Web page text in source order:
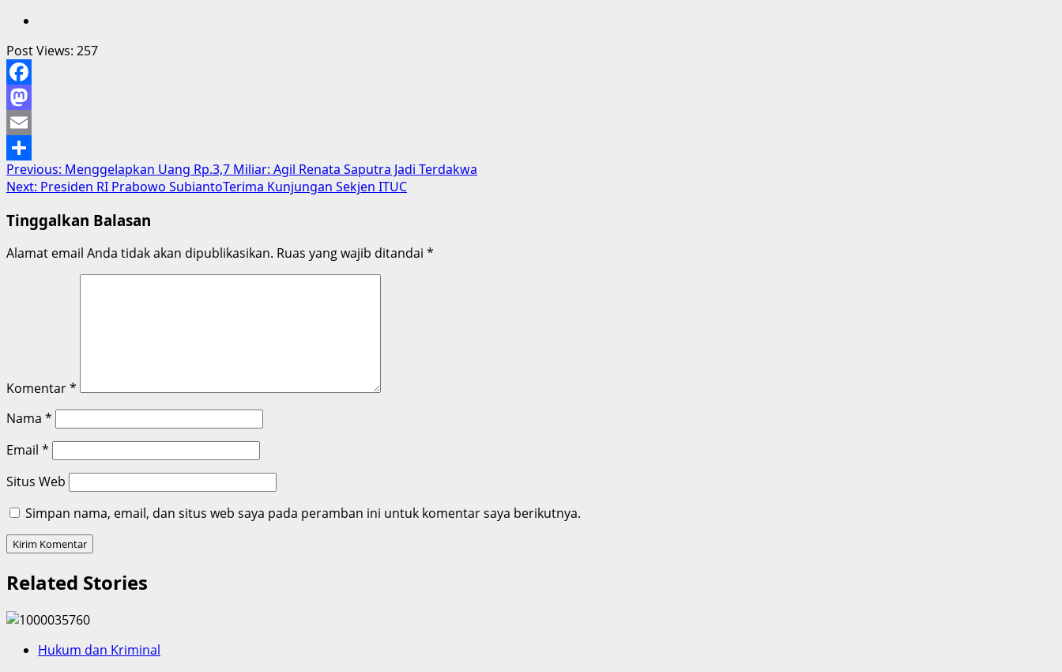
Post Views: 257
Facebook
Mastodon
Email
Share
Post
navigation
Previous: Menggelapkan Uang Rp.3,7 Miliar: Agil Renata Saputra Jadi Terdakwa
Next: Presiden RI Prabowo SubiantoTerima Kunjungan Sekjen ITUC
Tinggalkan Balasan
Alamat email Anda tidak akan dipublikasikan. Ruas yang wajib ditandai *
Komentar*
Nama *
Email *
Situs Web
Simpan nama, email, dan situs web saya pada peramban ini untuk komentar saya berikutnya.
Related Stories
Hukum dan Kriminal